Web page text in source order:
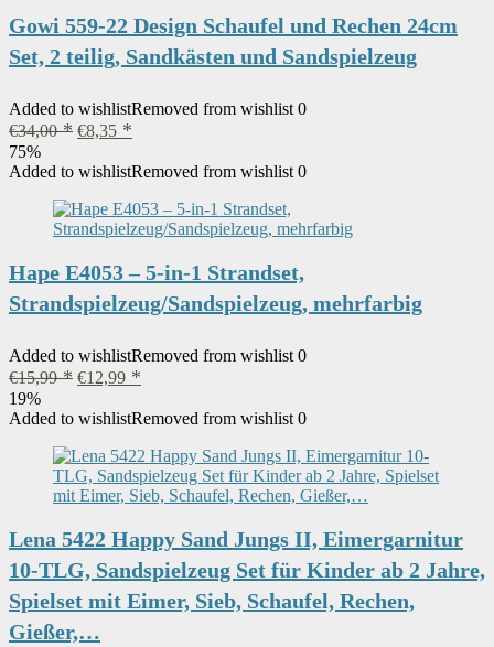
Gowi 559-22 Design Schaufel und Rechen 24cm
Set, 2 teilig, Sandkästen und Sandspielzeug
Added to wishlistRemoved from wishlist 0
€34,00
Ursprünglicher
war:
€8,35
ist:
75%
Added to wishlistRemoved from wishlist 0
Hape E4053 – 5-in-1 Strandset,
Strandspielzeug/Sandspielzeug, mehrfarbig
Added to wishlistRemoved from wishlist 0
€15,99
Ursprünglicher
war:
€12,99
ist:
19%
Added to wishlistRemoved from wishlist 0
Lena 5422 Happy Sand Jungs II, Eimergarnitur
10-TLG, Sandspielzeug Set für Kinder ab 2 Jahre,
Spielset mit Eimer, Sieb, Schaufel, Rechen,
Gießer,…